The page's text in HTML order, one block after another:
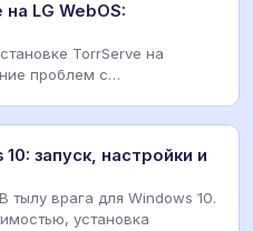
LG WebOS:
TorrServe на
проблем с
запуск, настройки и
тылу врага для Windows 10.
установка